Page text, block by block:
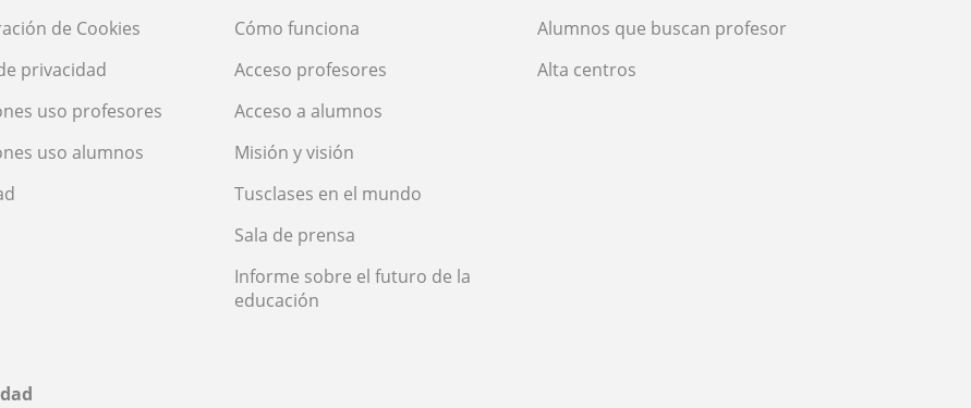
de Cookies
privacidad
uso profesores
uso alumnos
Cómo funciona
Acceso profesores
Acceso a alumnos
Misión y visión
Tusclases en el mundo
Sala de prensa
Informe sobre el futuro de la
educación
Alumnos que buscan profesor
Alta centros